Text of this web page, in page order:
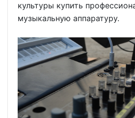
культуры купить
музыкальную аппаратуру.